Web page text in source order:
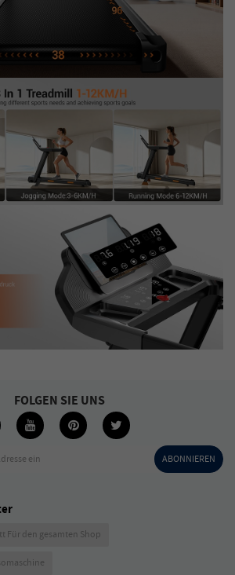
ein ABONNIEREN
FOLGEN SIE UNS
Für den gesamten Shop